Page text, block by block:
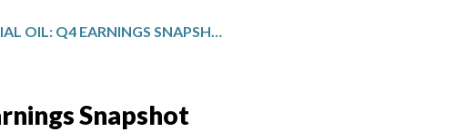
IMPERIAL OIL: Q4 EARNINGS SNAPSHOT
Snapshot